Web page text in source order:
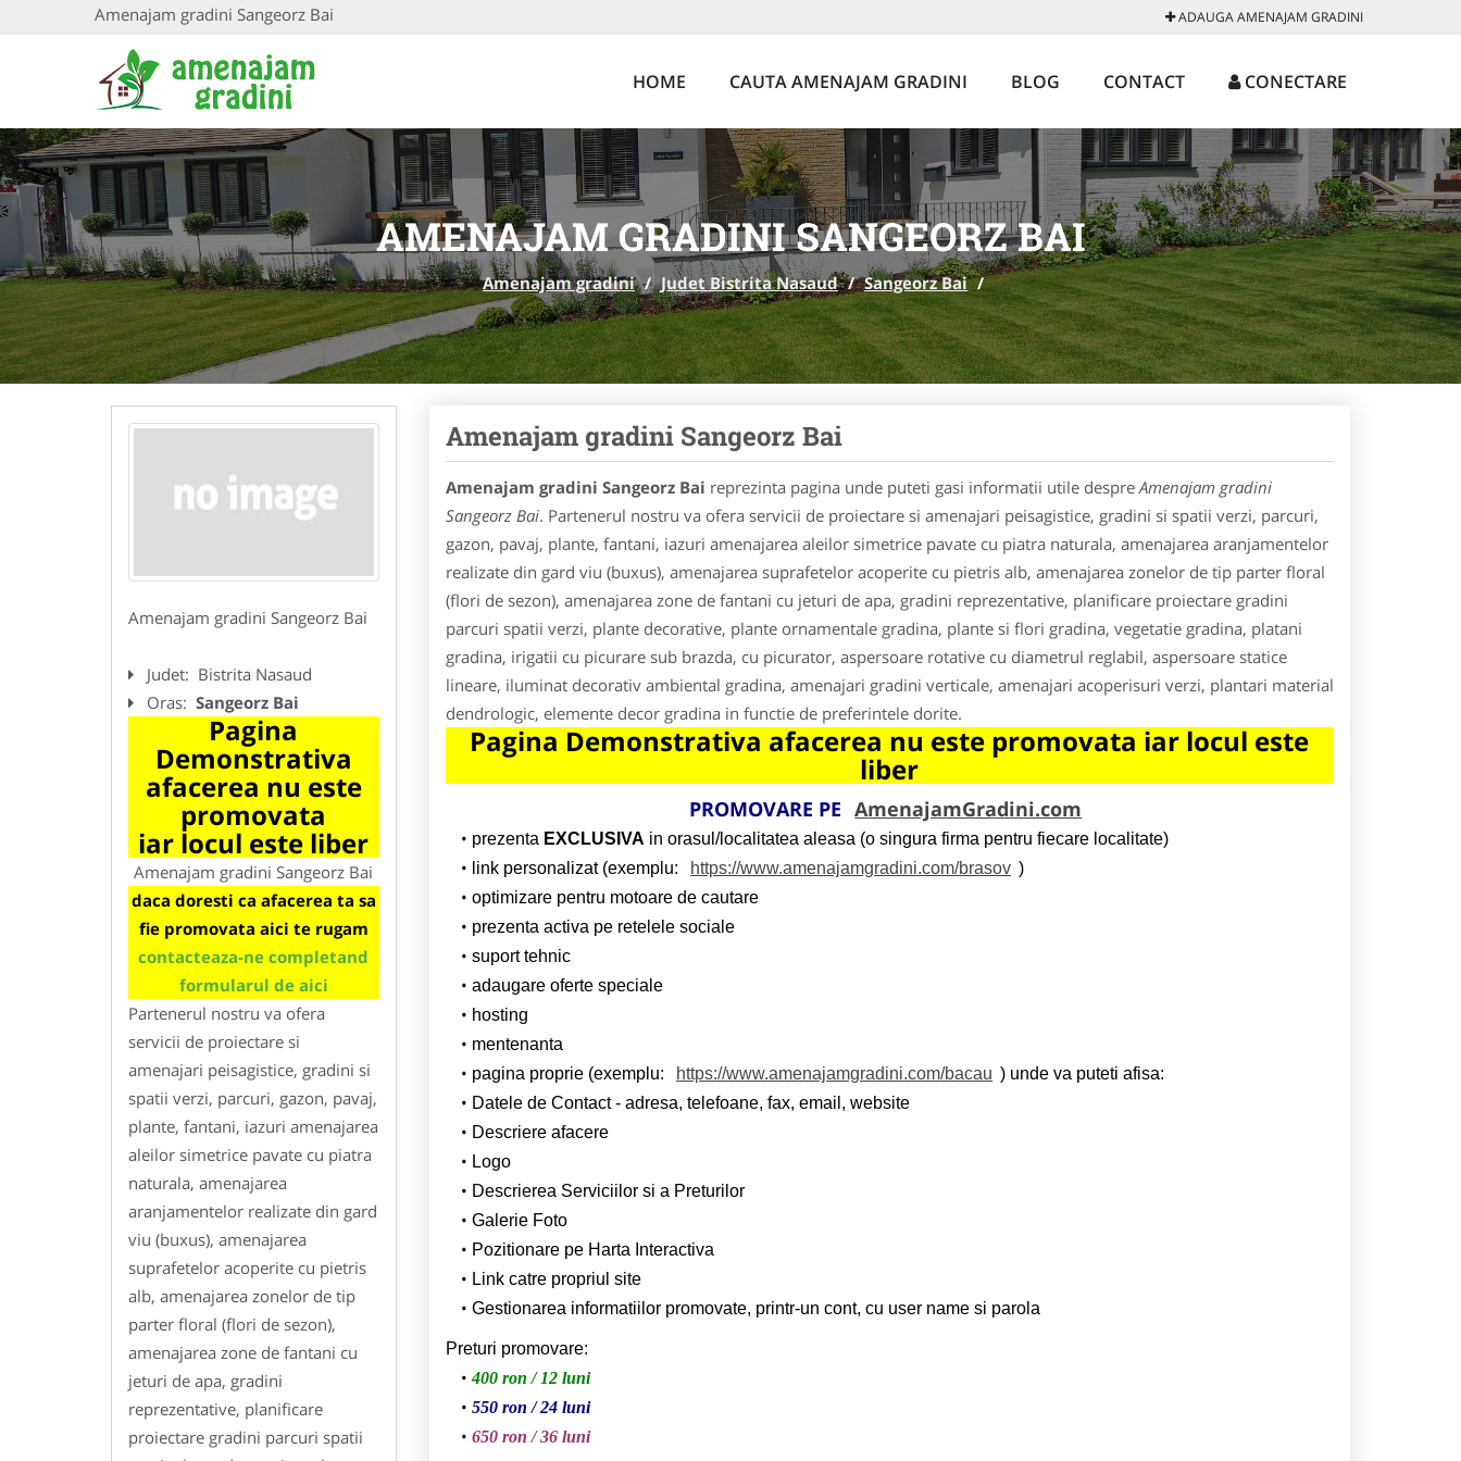
Amenajam gradini Sangeorz Bai ADAUGA AMENAJAM GRADINI
HOME CAUTA AMENAJAM GRADINI BLOG CONTACT CONECTARE
AMENAJAM GRADINI SANGEORZ BAI
Amenajam gradini / Judet Bistrita Nasaud / Sangeorz Bai /
Amenajam gradini Sangeorz Bai
Judet: Bistrita Nasaud
Oras: Sangeorz Bai
Pagina
Demonstrativa
afacerea nu este
promovata
iar locul este liber
Amenajam gradini Sangeorz Bai
daca doresti ca afacerea ta sa
fie promovata aici te rugam
contacteaza-ne completand
formularul de aici
Partenerul nostru va ofera
servicii de proiectare si
amenajari peisagistice, gradini si
spatii verzi, parcuri, gazon, pavaj,
plante, fantani, iazuri amenajarea
aleilor simetrice pavate cu piatra
naturala, amenajarea
aranjamentelor realizate din gard
viu (buxus), amenajarea
suprafetelor acoperite cu pietris
alb, amenajarea zonelor de tip
parter floral (flori de sezon),
amenajarea zone de fantani cu
jeturi de apa, gradini
reprezentative, planificare
proiectare gradini parcuri spatii
Amenajam gradini Sangeorz Bai
Amenajam gradini Sangeorz Bai reprezinta pagina unde puteti gasi informatii utile despreAmenajam gradini
Sangeorz Bai. Partenerul nostru va ofera servicii de proiectare si amenajari peisagistice, gradini si spatii verzi, parcuri,
gazon, pavaj, plante, fantani, iazuri amenajarea aleilor simetrice pavate cu piatra naturala, amenajarea aranjamentelor
realizate din gard viu (buxus), amenajarea suprafetelor acoperite cu pietris alb, amenajarea zonelor de tip parter floral
(flori de sezon), amenajarea zone de fantani cu jeturi de apa, gradini reprezentative, planificare proiectare gradini
parcuri spatii verzi, plante decorative, plante ornamentale gradina, plante si flori gradina, vegetatie gradina, platani
gradina, irigatii cu picurare sub brazda, cu picurator, aspersoare rotative cu diametrul reglabil, aspersoare statice
lineare, iluminat decorativ ambiental gradina, amenajari gradini verticale, amenajari acoperisuri verzi, plantari material
dendrologic, elemente decor gradina in functie de preferintele dorite.
Pagina Demonstrativa afacerea nu este promovata iar locul este
liber
PROMOVARE PE AmenajamGradini.com
prezenta EXCLUSIVA in orasul/localitatea aleasa (o singura firma pentru fiecare localitate)
link personalizat (exemplu:
https://www.amenajamgradini.com/brasov )
optimizare pentru motoare de cautare
prezenta activa pe retelele sociale
suport tehnic
adaugare oferte speciale
hosting
mentenanta
pagina proprie (exemplu:
https://www.amenajamgradini.com/bacau ) unde va puteti afisa:
Datele de Contact - adresa, telefoane, fax, email, website
Descriere afacere
Logo
Descrierea Serviciilor si a Preturilor
Galerie Foto
Pozitionare pe Harta Interactiva
Link catre propriul site
Gestionarea informatiilor promovate, printr-un cont, cu user name si parola
Preturi promovare:
400 ron / 12 luni
550 ron / 24 luni
650 ron / 36 luni